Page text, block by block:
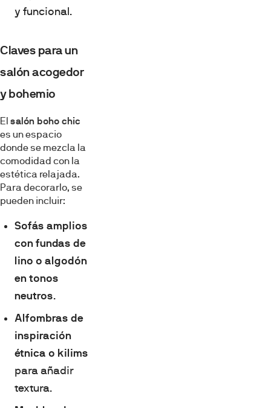
y funcional.
Claves para un
salón acogedor
y bohemio
El salón boho chic
es un espacio
donde se mezcla la
comodidad con la
estética relajada.
Para decorarlo, se
pueden incluir:
Sofás amplios
con fundas de
lino o algodón
en tonos
neutros.
Alfombras de
inspiración
étnica o kilims
para añadir
textura.